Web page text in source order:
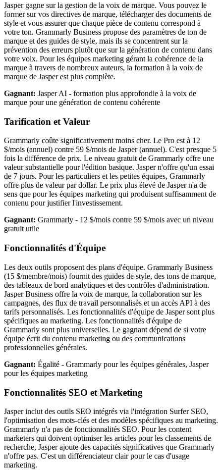
Jasper gagne sur la gestion de la voix de marque. Vous pouvez le
former sur vos directives de marque, télécharger des documents de
style et vous assurer que chaque pièce de contenu correspond à
votre ton. Grammarly Business propose des paramètres de ton de
marque et des guides de style, mais ils se concentrent sur la
prévention des erreurs plutôt que sur la génération de contenu dans
votre voix. Pour les équipes marketing gérant la cohérence de la
marque à travers de nombreux auteurs, la formation à la voix de
marque de Jasper est plus complète.
Gagnant: Jasper AI - formation plus approfondie à la voix de
marque pour une génération de contenu cohérente
Tarification et Valeur
Grammarly coûte significativement moins cher. Le Pro est à 12
$/mois (annuel) contre 59 $/mois de Jasper (annuel). C'est presque 5
fois la différence de prix. Le niveau gratuit de Grammarly offre une
valeur substantielle pour l'édition basique. Jasper n'offre qu'un essai
de 7 jours. Pour les particuliers et les petites équipes, Grammarly
offre plus de valeur par dollar. Le prix plus élevé de Jasper n'a de
sens que pour les équipes marketing qui produisent suffisamment de
contenu pour justifier l'investissement.
Gagnant: Grammarly - 12 $/mois contre 59 $/mois avec un niveau
gratuit utile
Fonctionnalités d'Équipe
Les deux outils proposent des plans d'équipe. Grammarly Business
(15 $/membre/mois) fournit des guides de style, des tons de marque,
des tableaux de bord analytiques et des contrôles d'administration.
Jasper Business offre la voix de marque, la collaboration sur les
campagnes, des flux de travail personnalisés et un accès API à des
tarifs personnalisés. Les fonctionnalités d'équipe de Jasper sont plus
spécifiques au marketing. Les fonctionnalités d'équipe de
Grammarly sont plus universelles. Le gagnant dépend de si votre
équipe écrit du contenu marketing ou des communications
professionnelles générales.
Gagnant: Égalité - Grammarly pour les équipes générales, Jasper
pour les équipes marketing
Fonctionnalités SEO et Marketing
Jasper inclut des outils SEO intégrés via l'intégration Surfer SEO,
l'optimisation des mots-clés et des modèles spécifiques au marketing.
Grammarly n'a pas de fonctionnalités SEO. Pour les content
marketers qui doivent optimiser les articles pour les classements de
recherche, Jasper ajoute des capacités significatives que Grammarly
n'offre pas. C'est un différenciateur clair pour le cas d'usage
marketing.